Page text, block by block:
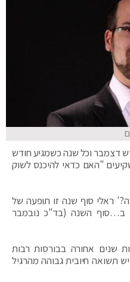
דצמבר וכל שנה כשמגיע חודש
"האם כדאי להיכנס לשוק
ראלי סוף שנה זו תופעה של
ב…סוף השנה (בד"כ נובמבר
שנים אחורה בבורסות רבות
תשואה חיובית גבוהה מהרגיל